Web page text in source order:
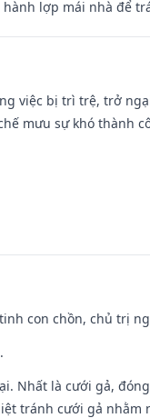
lợp mái nhà để
việc bị trì trệ, trở
mưu sự khó thành
con chồn, chủ trị
Nhất là cưới gả,
tránh cưới gả nhằm